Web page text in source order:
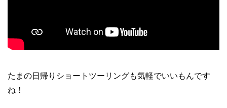
たまの日帰りショートツーリングも気軽でいいもんです
ね！